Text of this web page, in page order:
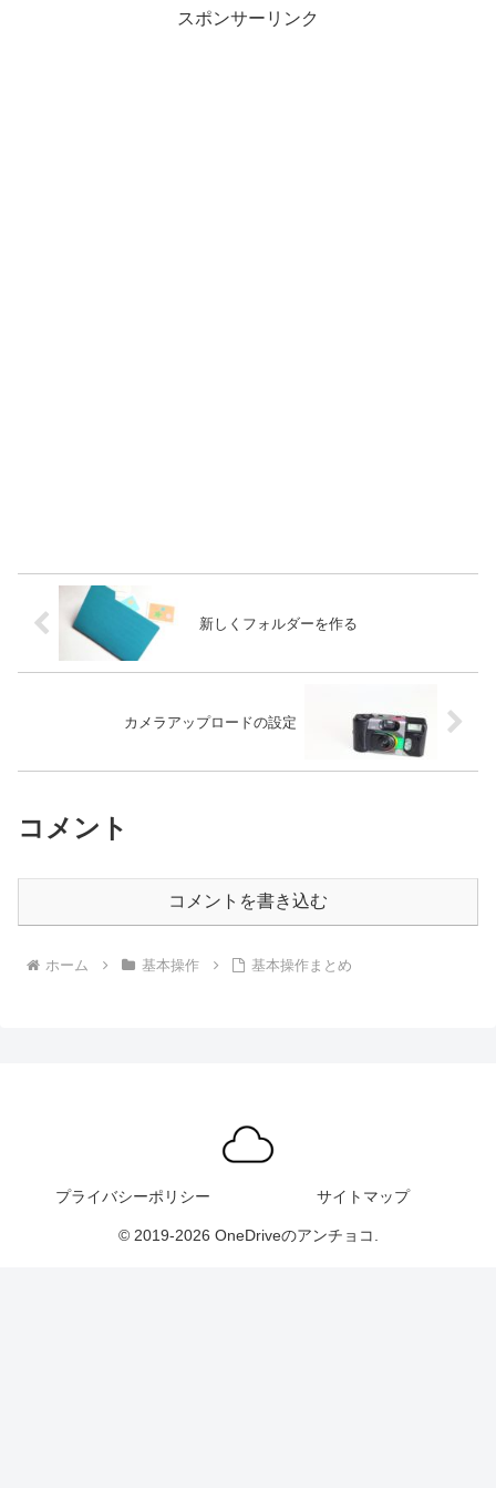
スポンサーリンク
新しくフォルダーを作る
カメラアップロードの設定
コメント
コメントを書き込む
ホーム 基本操作 基本操作まとめ
プライバシーポリシー サイトマップ
© 2019-2026 OneDriveのアンチョコ.